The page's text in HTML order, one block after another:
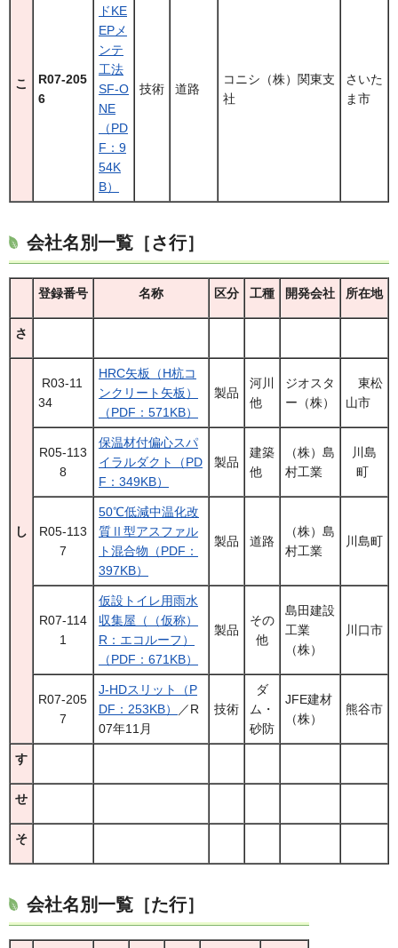
こ
R07-205
6
ドKE
EPメ
ンテ
工法
SF-O
NE
（PD
F：9
54K
B）
技術 道路
コニシ（株）関東支
社
さいた
ま市
会社名別一覧［さ行］
登録番号 名称 区分 工種 開発会社 所在地
さ
し
R03-11
34
HRC矢板（H杭コ
ンクリート矢板）
（PDF：571KB）
製品
河川
他
ジオスタ
ー（株）
東松
山市
R05-113
8
保温材付偏心スパ
イラルダクト（PD
F：349KB）
製品
建築
他
（株）島
村工業
川島
町
R05-113
7
50℃低減中温化改
質Ⅱ型アスファル
ト混合物（PDF：
397KB）
製品 道路
（株）島
村工業
川島町
R07-114
1
仮設トイレ用雨水
収集屋（（仮称）
R：エコルーフ）
（PDF：671KB）
製品
その
他
島田建設
工業
（株）
川口市
R07-205
7
J-HDスリット（P
DF：253KB）
／R
07年11月
技術
ダ
ム・
砂防
JFE建材
（株）
熊谷市
す
せ
そ
会社名別一覧［た行］